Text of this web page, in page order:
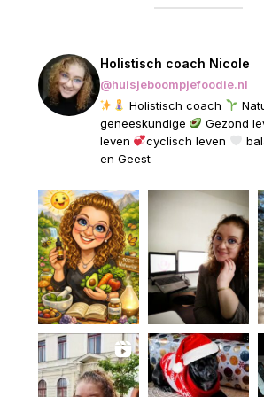
Holistisch coach Nicole
@huisjeboompjefoodie.nl
Holistisch coach
geneeskundige
Gezond
leven
cyclisch leven
en Geest